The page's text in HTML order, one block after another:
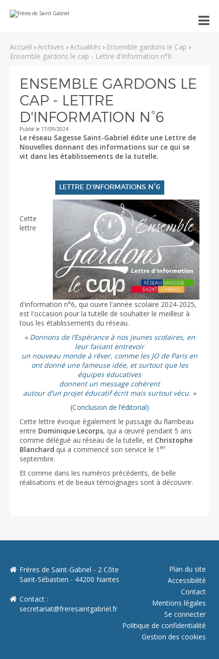
Aller
au
à
la
navigation
Outils
personnels

Accueil › Archives › Actualités › Ensemble gardons le Cap ›
Ensemble gardons le cap - Lettre d'information n°6
ENSEMBLE GARDONS LE
CAP - LETTRE
D'INFORMATION N°6
Publié le 17/09/2024
Le réseau Sagesse Saint-Gabriel édite une Lettre de
Nouvelles donnant des informations sur ce qui se
vit dans les établissements de la tutelle.
LETTRE D'INFORMATIONS N°6
Cette
lettre
d'information n°6, qui ouvre l'année scolaire 2024-2025,
est l'occasion pour la tutelle de souhaiter le meilleur à
tous les établissements du réseau.
« Donnons de l’Espérance à nos jeunes scolaires, en
leur faisant entrevoir
un nouveau monde à rêver, comme les JO de Paris en
ont donné une fameuse idée, et surtout que les
équipes éducatives
donnent un message cohérent
autour d’un projet éducatif écrit mais surtout vécu. »
(Conclusion de l’éditorial)
Cette lettre évoque également le passage du flambeau
entre Dominique Lecorps, qui a œuvré pendant 5 ans
comme délégué au réseau de la tutelle, et Christophe
Blanchard qui a commencé son service le 1 er
septembre.
Et comme dans les numéros précédents, de belle
réalisations et de beaux témoignages sont à découvrir.
Plan du site
Accessibilité
Contact
Mentions légales
Se connecter
Politique de confidentialité
Gestion des cookies
Frères de Saint-Gabriel - 2 Côte
Saint-Sébastien - 44200 Nantes
Contact :
secretariat@freresaintgabriel.fr